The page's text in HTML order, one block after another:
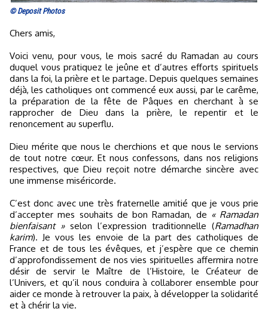
© Deposit Photos
Chers amis,
Voici venu, pour vous, le mois sacré du Ramadan au cours
duquel vous pratiquez le jeûne et d’autres efforts spirituels
dans la foi, la prière et le partage. Depuis quelques semaines
déjà, les catholiques ont commencé eux aussi, par le carême,
la préparation de la fête de Pâques en cherchant à se
rapprocher de Dieu dans la prière, le repentir et le
renoncement au superflu.
Dieu mérite que nous le cherchions et que nous le servions
de tout notre cœur. Et nous confessons, dans nos religions
respectives, que Dieu reçoit notre démarche sincère avec
une immense miséricorde.
C’est donc avec une très fraternelle amitié que je vous prie
d’accepter mes souhaits de bon Ramadan, de « Ramadan
bienfaisant »selon l’expression traditionnelle (Ramadhan
karim). Je vous les envoie de la part des catholiques de
France et de tous les évêques, et j’espère que ce chemin
d’approfondissement de nos vies spirituelles affermira notre
désir de servir le Maître de l’Histoire, le Créateur de
l’Univers, et qu’il nous conduira à collaborer ensemble pour
aider ce monde à retrouver la paix, à développer la solidarité
et à chérir la vie.